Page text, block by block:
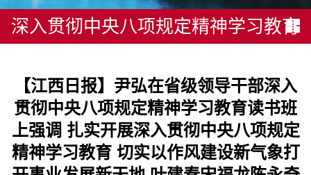
深入贯彻中央八项规定精神学习教育
【江西日报】尹弘在省级领导干部深入
贯彻中央八项规定精神学习教育读书班
上强调 扎实开展深入贯彻中央八项规定
精神学习教育 切实以作风建设新气象打